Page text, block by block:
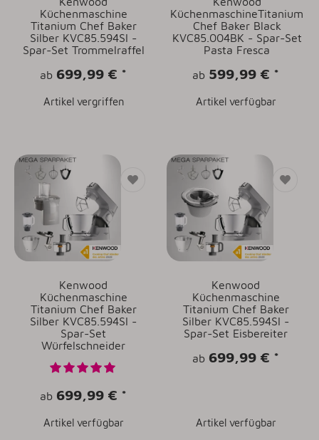
Küchenmaschine
Titanium Chef Baker
Silber KVC85.594SI -
Spar-Set Trommelraffel
ab 699,99 € *
Artikel vergriffen
KüchenmaschineTitanium
Chef Baker Black
KVC85.004BK - Spar-Set
Pasta Fresca
ab 599,99 € *
Artikel verfügbar
Kenwood
Küchenmaschine
Titanium Chef Baker
Silber KVC85.594SI -
Spar-Set
Würfelschneider
ab 699,99 € *
Artikel verfügbar
Kenwood
Küchenmaschine
Titanium Chef Baker
Silber KVC85.594SI -
Spar-Set Eisbereiter
ab 699,99 € *
Artikel verfügbar